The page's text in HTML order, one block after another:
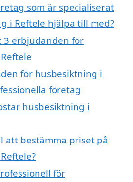
som är specialiserat
i Reftele hjälpa till med?
3 erbjudanden för
för husbesiktning i
företag
husbesiktning i
att bestämma priset på
för